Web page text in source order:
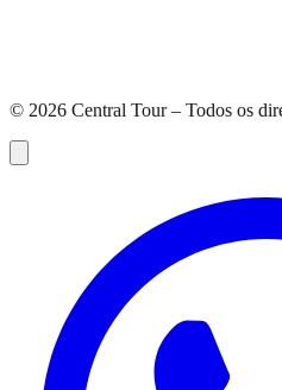
© 2026 Central Tour – Todos os